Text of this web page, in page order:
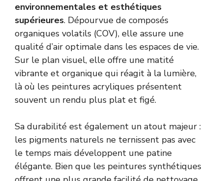
environnementales et esthétiques
supérieures. Dépourvue de composés
organiques volatils (COV), elle assure une
qualité d’air optimale dans les espaces de vie.
Sur le plan visuel, elle offre une matité
vibrante et organique qui réagit à la lumière,
là où les peintures acryliques présentent
souvent un rendu plus plat et figé.
Sa durabilité est également un atout majeur :
les pigments naturels ne ternissent pas avec
le temps mais développent une patine
élégante. Bien que les peintures synthétiques